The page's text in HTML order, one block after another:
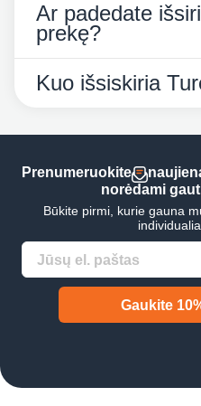
Ar padedate
prekę?
Kuo išsiskiria
Prenumeruokite
norėdami
Būkite pirmi, kurie gauna
Gaukite